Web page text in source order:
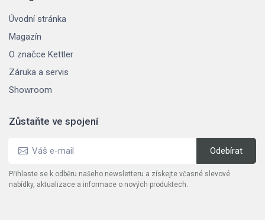
Úvodní stránka
Magazín
O značce Kettler
Záruka a servis
Showroom
Zůstaňte ve spojení
Přihlaste se k odběru našeho newsletteru a získejte včasné slevové
nabídky, aktualizace a informace o nových produktech.